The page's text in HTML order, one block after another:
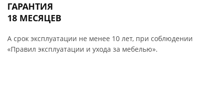
ГАРАНТИЯ
18 МЕСЯЦЕВ
А срок эксплуатации не менее 10 лет, при соблюдении
«Правил эксплуатации и ухода за мебелью».